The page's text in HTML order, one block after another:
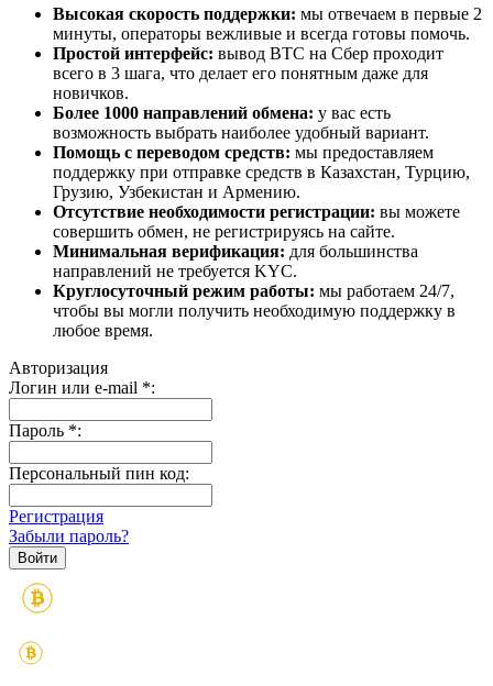
Высокая скорость поддержки: мы отвечаем в первые 2
минуты, операторы вежливые и всегда готовы помочь.
Простой интерфейс: вывод BTC на Сбер проходит
всего в 3 шага, что делает его понятным даже для
новичков.
Более 1000 направлений обмена: у вас есть
возможность выбрать наиболее удобный вариант.
Помощь с переводом средств: мы предоставляем
поддержку при отправке средств в Казахстан, Турцию,
Грузию, Узбекистан и Армению.
Отсутствие необходимости регистрации: вы можете
совершить обмен, не регистрируясь на сайте.
Минимальная верификация: для большинства
направлений не требуется KYC.
Круглосуточный режим работы: мы работаем 24/7,
чтобы вы могли получить необходимую поддержку в
любое время.
Авторизация
Логин или e-mail *:
Пароль *:
Персональный пин код:
Регистрация
Забыли пароль?